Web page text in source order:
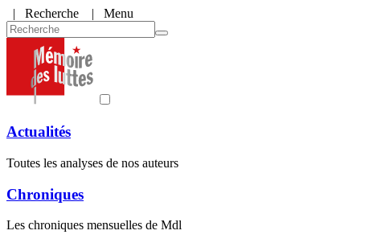
| Recherche | Menu
Actualités
Toutes les analyses de nos auteurs
Chroniques
Les chroniques mensuelles de Mdl